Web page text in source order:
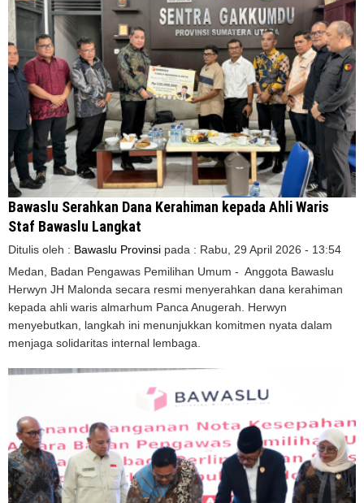
Bawaslu Serahkan Dana Kerahiman kepada Ahli Waris
Staf Bawaslu Langkat
Ditulis oleh : Bawaslu Provinsi pada : Rabu, 29 April 2026 - 13:54
Medan, Badan Pengawas Pemilihan Umum - Anggota Bawaslu
Herwyn JH Malonda secara resmi menyerahkan dana kerahiman
kepada ahli waris almarhum Panca Anugerah. Herwyn
menyebutkan, langkah ini menunjukkan komitmen nyata dalam
menjaga solidaritas internal lembaga.